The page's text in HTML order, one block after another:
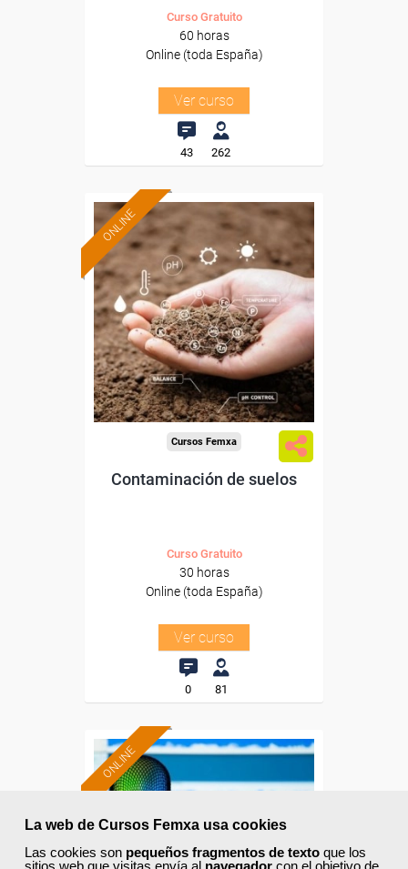
La web de Cursos Femxa usa cookies
Las cookies son pequeños fragmentos de texto que los
sitios web que visitas envía al navegador con el objetivo de
Curso Gratuito
60 horas
Online (toda España)
Ver curso
43 262
ONLINE
Formación 100%
subvencionada.
Para desempleados,
trabajadores y autónomos.
Sector
-Agricultura y Ganadería.
Cursos Femxa
Contaminación de suelos
Curso Gratuito
30 horas
Online (toda España)
Ver curso
0 81
ONLINE
Formación 100%
Para desempleados,
trabajadores y autónomos.